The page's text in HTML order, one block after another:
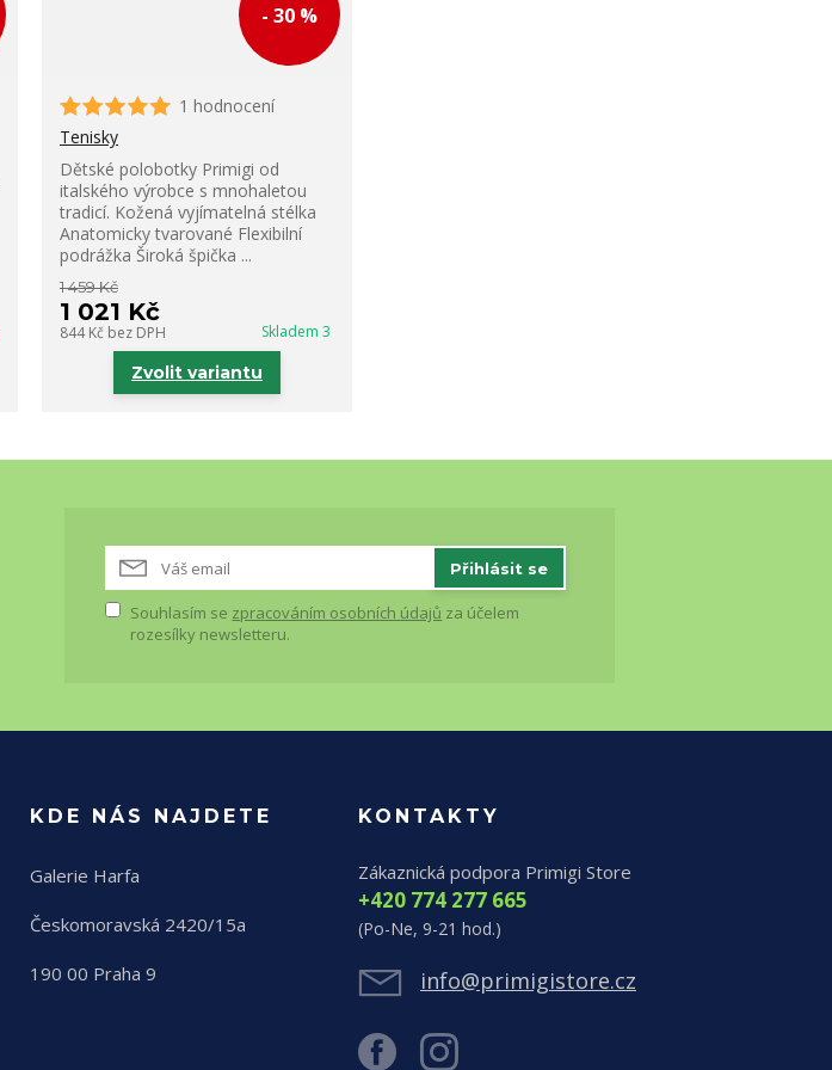
- 30 %
1 hodnocení
Tenisky
Dětské polobotky Primigi od
italského výrobce s mnohaletou
tradicí. Kožená vyjímatelná stélka
Anatomicky tvarované Flexibilní
podrážka Široká špička ...
1 459 Kč
1 021 Kč
844 Kč bez DPH Skladem 3
Zvolit variantu
Přihlásit se
Souhlasím se zpracováním osobních údajů za účelem
rozesílky newsletteru.
KDE NÁS NAJDETE
Galerie Harfa
Českomoravská 2420/15a
190 00 Praha 9
KONTAKTY
Zákaznická podpora Primigi Store
+420 774 277 665
(Po-Ne, 9-21 hod.)
info@primigistore.cz